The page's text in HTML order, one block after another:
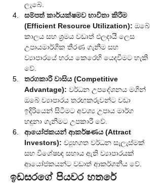
ලැබේ.
සම්පත් කාර්යක්ෂමව භාවිතා කිරීම
(Efficient Resource Utilization): ඔබේ
කාලය සහ ශ්‍රමය වඩාත් ඵලදායී ලෙස
උපායමාර්ගික තීරණ ගැනීම සහ
ව්‍යාපාරයේ හරය කෙරෙහි යෙදවීමට හැකි
වේ.
තරගකාරී වාසිය (Competitive
Advantage): වර්ධන උපදේශනය මගින්
ඔබේ ව්‍යාපාරය තරඟකරුවන්ට වඩා
ඉදිරියෙන් සිටීමට අවශ්‍ය උපාය මාර්ග
හඳුනා ගැනීමට උපකාරී වේ.
ආයෝජකයන් ආකර්ෂණය (Attract
Investors): ව්‍යුහගත වර්ධන සැලැස්මක්
සහ විශේෂඥ සහාය ඇති ව්‍යාපාරයක්
ආයෝජකයන්ට වඩාත් ආකර්ශනීය වේ.
ඉඩසරගේ පියවර හතරේ